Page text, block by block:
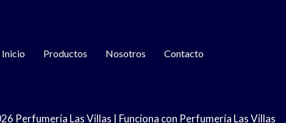
Inicio Productos Nosotros Contacto
Perfumería Las Villas | Funciona con Perfumería Las Villas